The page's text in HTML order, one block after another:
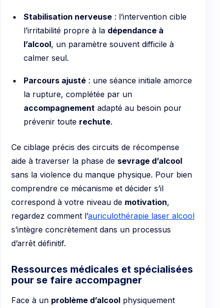
Stabilisation nerveuse: l’intervention cible
l’irritabilité propre à la dépendance à
l’alcool, un paramètre souvent difficile à
calmer seul.
Parcours ajusté: une séance initiale amorce
la rupture, complétée par un
accompagnementadapté au besoin pour
prévenir toute rechute.
Ce ciblage précis des circuits de récompense
aide à traverser la phase de sevrage d’alcool
sans la violence du manque physique. Pour bien
comprendre ce mécanisme et décider s’il
correspond à votre niveau de motivation,
regardez comment l’auriculothérapie laser alcool
s’intègre concrètement dans un processus
d’arrêt définitif.
Ressources médicales et spécialisées
pour se faire accompagner
Face à un problème d’alcool physiquement